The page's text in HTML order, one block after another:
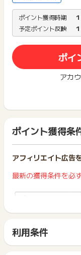
ポイント獲得時期
予定ポイント反映
ポイ
アカ
ポイント獲得条
アフィリエイト広告
最新の獲得条件を必
利用条件